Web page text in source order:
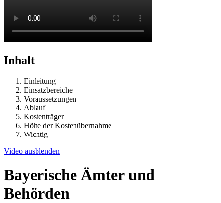
Inhalt
Einleitung
Einsatzbereiche
Voraussetzungen
Ablauf
Kostenträger
Höhe der Kostenübernahme
Wichtig
Video ausblenden
Bayerische Ämter und
Behörden